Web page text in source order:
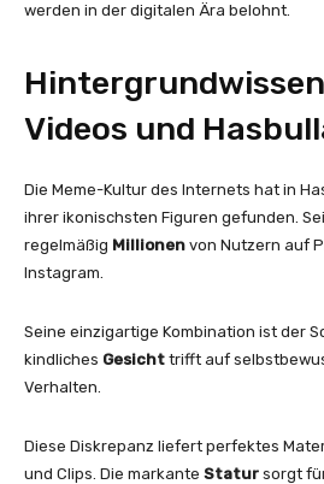
werden in der digitalen Ära belohnt.
Videos und
Die Meme-Kultur des Internets hat in
ihrer ikonischsten Figuren gefunden.
regelmäßig Millionen von Nutzern auf
Instagram.
Seine einzigartige Kombination ist der
kindliches Gesicht trifft auf
Verhalten.
Diese Diskrepanz liefert perfektes
und Clips. Die markante Statur sorgt